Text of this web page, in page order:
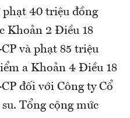
phạt 40 triệu đồng
Khoản 2 Điều 18
và phạt 85 triệu
a Khoản 4 Điều 18
đối với Công ty Cổ
Tổng cộng mức